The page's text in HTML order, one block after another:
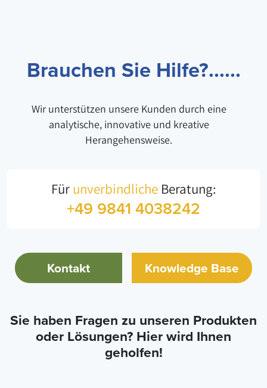
Brauchen Sie Hilfe?......
Wir unterstützen unsere Kunden durch eine
analytische, innovative und kreative
Herangehensweise.
Für unverbindlicheBeratung:
+49 9841 4038242
Kontakt Knowledge Base
Sie haben Fragen zu unseren Produkten
oder Lösungen? Hier wird Ihnen
geholfen!